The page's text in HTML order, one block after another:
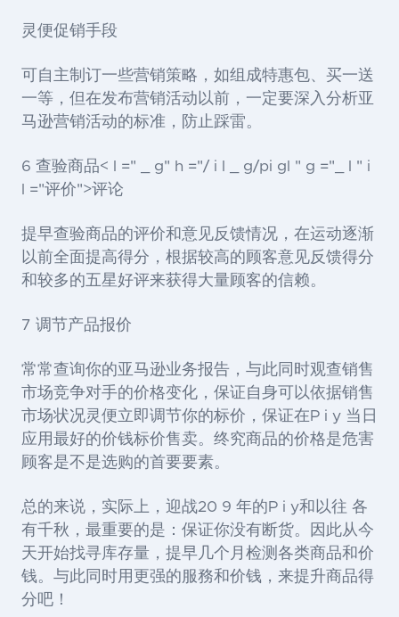
灵便促销手段
可自主制订一些营销策略，如组成特惠包、买一送
一等，但在发布营销活动以前，一定要深入分析亚
马逊营销活动的标准，防止踩雷。
6 查验商品< l =" _ g" h ="/ i l _ g/pi gl " g ="_ l " i
l ="评价">评论
提早查验商品的评价和意见反馈情况，在运动逐渐
以前全面提高得分，根据较高的顾客意见反馈得分
和较多的五星好评来获得大量顾客的信赖。
7 调节产品报价
常常查询你的亚马逊业务报告，与此同时观查销售
市场竞争对手的价格变化，保证自身可以依据销售
市场状况灵便立即调节你的标价，保证在P i y 当日
应用最好的价钱标价售卖。终究商品的价格是危害
顾客是不是选购的首要要素。
总的来说，实际上，迎战20 9 年的P i y和以往 各
有千秋，最重要的是：保证你没有断货。因此从今
天开始找寻库存量，提早几个月检测各类商品和价
钱。与此同时用更强的服務和价钱，来提升商品得
分吧！